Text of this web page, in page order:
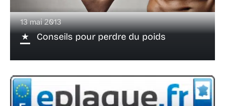
13 mai 2013
Conseils pour perdre du poids